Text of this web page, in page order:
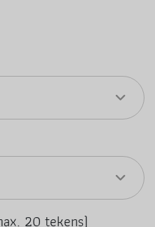
20 tekens)